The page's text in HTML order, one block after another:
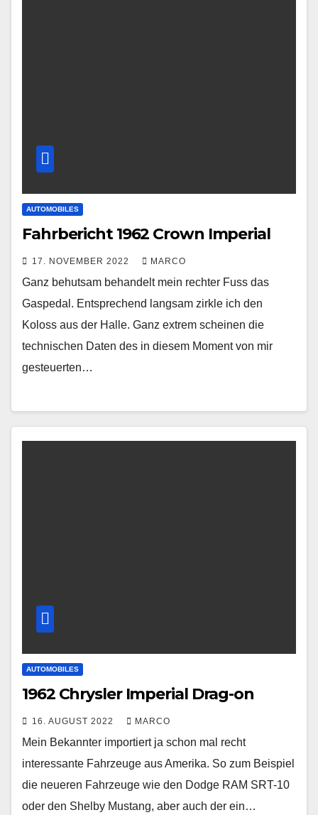
AUTOMOBILES
Fahrbericht 1962 Crown Imperial
17. NOVEMBER 2022 MARCO
Ganz behutsam behandelt mein rechter Fuss das
Gaspedal. Entsprechend langsam zirkle ich den
Koloss aus der Halle. Ganz extrem scheinen die
technischen Daten des in diesem Moment von mir
gesteuerten…
AUTOMOBILES
1962 Chrysler Imperial Drag-on
16. AUGUST 2022 MARCO
Mein Bekannter importiert ja schon mal recht
interessante Fahrzeuge aus Amerika. So zum Beispiel
die neueren Fahrzeuge wie den Dodge RAM SRT-10
oder den Shelby Mustang, aber auch der ein…